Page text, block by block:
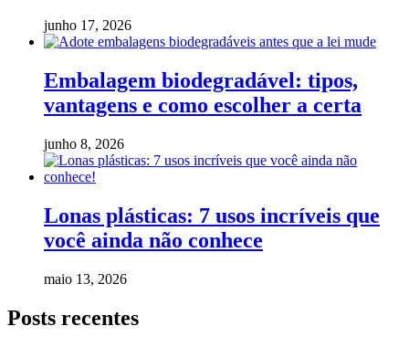
junho 17, 2026
Embalagem biodegradável: tipos,
vantagens e como escolher a certa
junho 8, 2026
Lonas plásticas: 7 usos incríveis que
você ainda não conhece
maio 13, 2026
Posts recentes